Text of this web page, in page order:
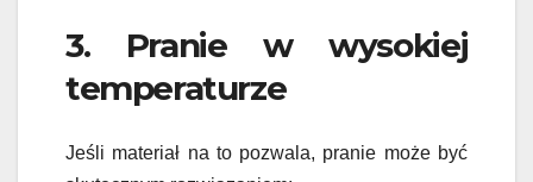
3. Pranie w wysokiej
temperaturze
Jeśli materiał na to pozwala, pranie może być